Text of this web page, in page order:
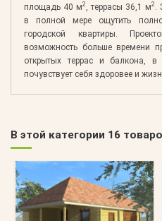
площадь 40 м2, террасы 36,1 м2.
в полной мере ощутить
городской квартиры.
возможность больше времени
открытых террас и балкона,
почувствует себя здоровее и
В этой категории 16